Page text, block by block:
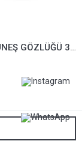
RAYBAN GÜNEŞ GÖZLÜĞÜ 3445-004*61